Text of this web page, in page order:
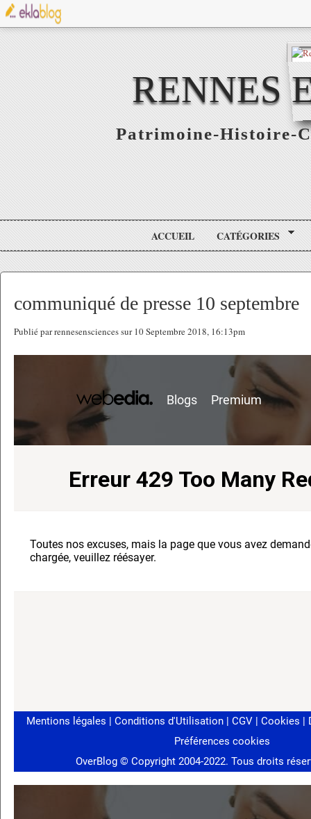
RENNES
Patrimoine-Histoire-
ACCUEIL CATÉGORIES
communiqué de presse 10 septembre
Publié par rennesensciences sur 10 Septembre 2018, 16:13pm